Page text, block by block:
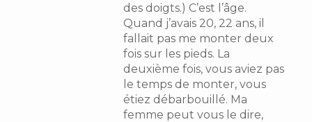
des doigts.) C’est l’âge.
Quand j’avais 20, 22 ans, il
fallait pas me monter deux
fois sur les pieds. La
deuxième fois, vous aviez pas
le temps de monter, vous
étiez débarbouillé. Ma
femme peut vous le dire,